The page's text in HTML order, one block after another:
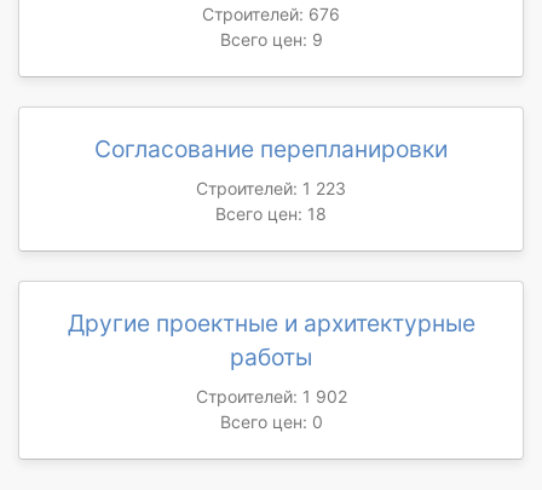
Строителей: 676
Всего цен: 9
Согласование перепланировки
Строителей: 1 223
Всего цен: 18
Другие проектные и архитектурные
работы
Строителей: 1 902
Всего цен: 0